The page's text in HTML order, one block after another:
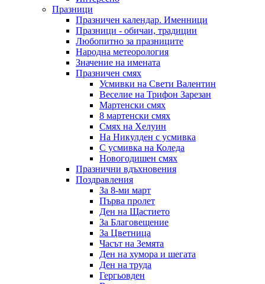
Празници
Празничен календар. Именници
Празници - обичаи, традиции
Любопитно за празниците
Народна метеорология
Значение на имената
Празничен смях
Усмивки на Свети Валентин
Веселие на Трифон Зарезан
Мартенски смях
8 мартенски смях
Смях на Хелуин
На Никулден с усмивка
С усмивка на Коледа
Новогодишен смях
Празнични вдъхновения
Поздравления
За 8-ми март
Първа пролет
Ден на Щастието
За Благовещение
За Цветница
Часът на Земята
Ден на хумора и шегата
Ден на труда
Гергьовден